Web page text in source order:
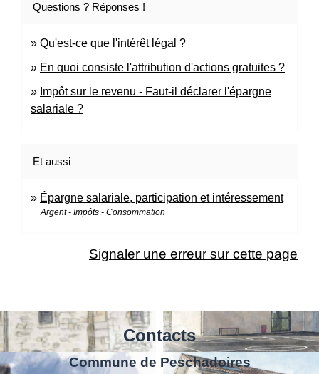
Questions ? Réponses !
Qu'est-ce que l'intérêt légal ?
En quoi consiste l'attribution d'actions gratuites ?
Impôt sur le revenu - Faut-il déclarer l'épargne
salariale ?
Et aussi
Épargne salariale, participation et intéressement
Argent - Impôts - Consommation
Signaler une erreur sur cette page
Contacts
Commune de Peschadoires